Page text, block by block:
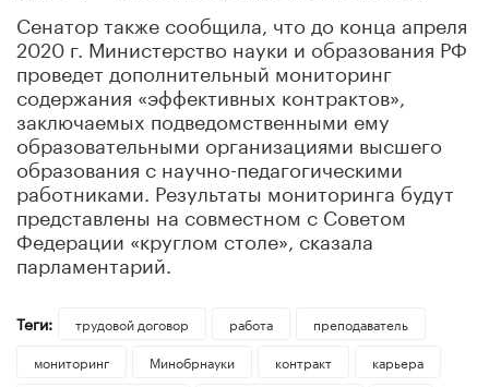
Сенатор также сообщила, что до конца апреля
2020 г. Министерство науки и образования РФ
проведет дополнительный мониторинг
содержания «эффективных контрактов»,
заключаемых подведомственными ему
образовательными организациями высшего
образования с научно-педагогическими
работниками. Результаты мониторинга будут
представлены на совместном с Советом
Федерации «круглом столе», сказала
парламентарий.
Теги: трудовой договор работа
преподаватель
мониторинг
Минобрнауки контракт
карьера